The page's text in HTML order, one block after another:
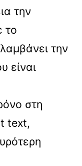
την
το
την
είναι
στη
text,